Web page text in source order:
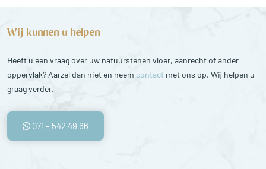
Wij kunnen u helpen
Heeft u een vraag over uw natuurstenen vloer, aanrecht of ander
oppervlak? Aarzel dan niet en neem contact met ons op. Wij helpen u
graag verder.
071 – 542 49 66